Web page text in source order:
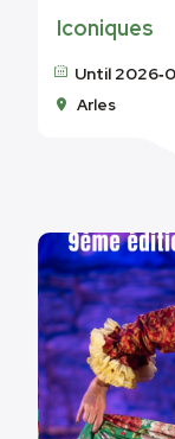
Iconiques
Until
Arles